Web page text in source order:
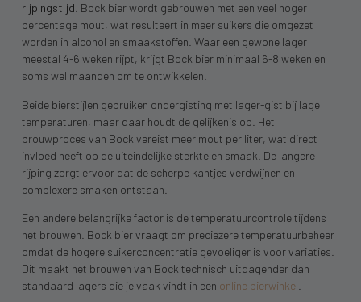
rijpingstijd . Bock bier wordt gebrouwen met een veel hoger
percentage mout, wat resulteert in meer suikers die omgezet
worden in alcohol en smaakstoffen. Waar een gewone lager
meestal 4-6 weken rijpt, krijgt Bock bier minimaal 6-8 weken en
soms wel maanden om te ontwikkelen.
Beide bierstijlen gebruiken ondergisting met lager-gist bij lage
temperaturen, maar daar houdt de gelijkenis op. Het
brouwproces van Bock vereist meer mout per liter, wat direct
invloed heeft op de uiteindelijke sterkte en smaak. De langere
rijping zorgt ervoor dat de scherpe kantjes verdwijnen en
complexere smaken ontstaan.
Een andere belangrijke factor is de temperatuurcontrole tijdens
het brouwen. Bock bier vraagt om preciezere temperatuurbeheer
omdat de hogere suikerconcentratie gevoeliger is voor variaties.
Dit maakt het brouwen van Bock technisch uitdagender dan
standaard lagers die je vaak vindt in een online bierwinkel